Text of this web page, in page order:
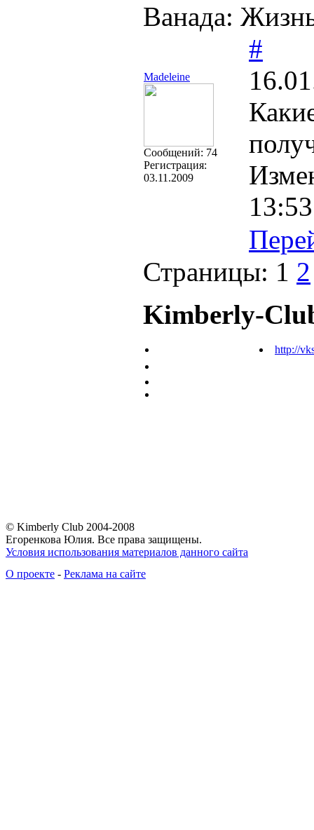
Ванада:
Madeleine
Cообщений: 74
Регистрация:
03.11.2009
#
Страницы: 1 2
Kimberly-
http://
© Kimberly Club 2004-2008
Егоренкова Юлия. Все права защищены.
Условия использования материалов данного сайта
О проекте - Реклама на сайте